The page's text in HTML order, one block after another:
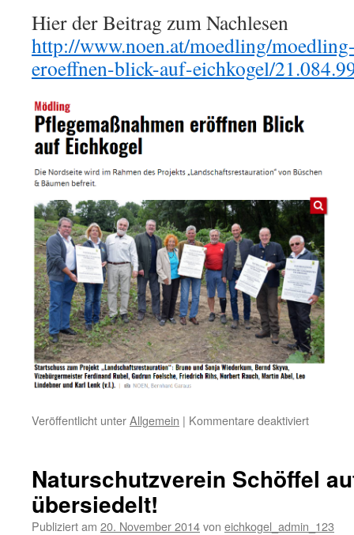
Hier der Beitrag zum Nachlesen
http://www.noen.at/moedling/
eroeffnen-blick-auf-eichkogel/
Veröffentlicht unterAllgemein | Kommentare deaktiviert
Naturschutzverein Schöffel
übersiedelt!
Publiziert am 20. November 2014von eichkogel_admin_123